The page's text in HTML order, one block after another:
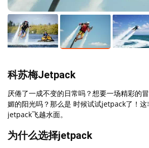
科苏梅Jetpack
厌倦了一成不变的日常吗？想要一场精彩的
媚的阳光吗？那么是 时候试试jetpack了！
jetpack飞越水面。
为什么选择jetpack